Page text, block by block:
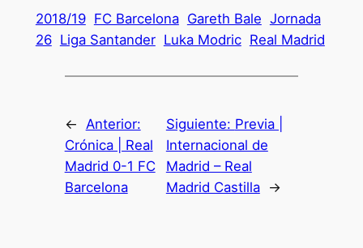
2018/19 FC Barcelona Gareth Bale Jornada
26 Liga Santander Luka Modric Real Madrid
←
Anterior:
Crónica | Real
Madrid 0-1 FC
Barcelona
Siguiente: Previa |
Internacional de
Madrid – Real
Madrid Castilla
→